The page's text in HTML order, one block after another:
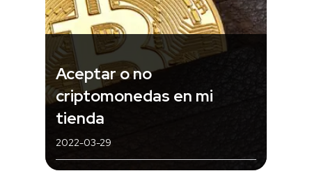
Aceptar o no
criptomonedas en mi
tienda
2022-03-29